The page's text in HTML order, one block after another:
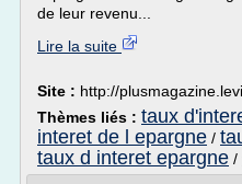
de leur revenu...
Lire la suite
Site : http://
Thèmes liés : taux
interet de l epargne /
taux d interet epargne /